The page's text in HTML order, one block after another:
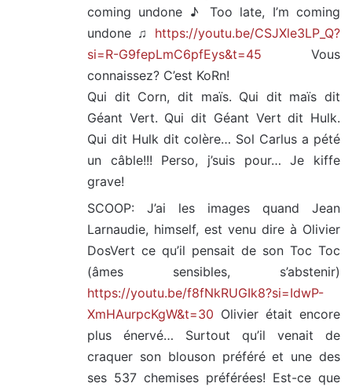
:
coming undone ♪ Too late, I’m coming
undone ♫ https://youtu.be/CSJXle3LP_Q?
si=R-G9fepLmC6pfEys&t=45 Vous
connaissez? C’est KoRn!
Qui dit Corn, dit maïs. Qui dit maïs dit
Géant Vert. Qui dit Géant Vert dit Hulk.
Qui dit Hulk dit colère… Sol Carlus a pété
un câble!!! Perso, j’suis pour… Je kiffe
grave!
SCOOP: J’ai les images quand Jean
Larnaudie, himself, est venu dire à Olivier
DosVert ce qu’il pensait de son Toc Toc
(âmes sensibles, s’abstenir)
https://youtu.be/f8fNkRUGIk8?si=IdwP-
XmHAurpcKgW&t=30 Olivier était encore
plus énervé… Surtout qu’il venait de
craquer son blouson préféré et une des
ses 537 chemises préférées! Est-ce que